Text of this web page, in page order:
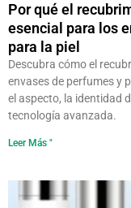
Por qué el
esencial para los
para la piel
Descubra cómo el
envases de perfumes y
el aspecto, la identidad
tecnología avanzada.
Leer Más "